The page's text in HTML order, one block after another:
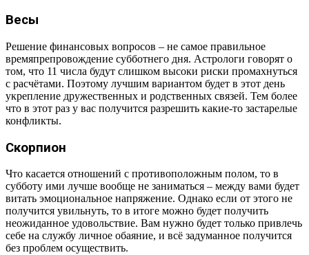
Весы
Решение финансовых вопросов – не самое правильное
времяпрепровождение субботнего дня. Астрологи говорят о
том, что 11 числа будут слишком высоки риски промахнуться
с расчётами. Поэтому лучшим вариантом будет в этот день
укрепление дружественных и родственных связей. Тем более
что в этот раз у вас получится разрешить какие-то застарелые
конфликты.
Скорпион
Что касается отношений с противоположным полом, то в
субботу ими лучше вообще не заниматься – между вами будет
витать эмоциональное напряжение. Однако если от этого не
получится увильнуть, то в итоге можно будет получить
неожиданное удовольствие. Вам нужно будет только привлечь
себе на службу личное обаяние, и всё задуманное получится
без проблем осуществить.